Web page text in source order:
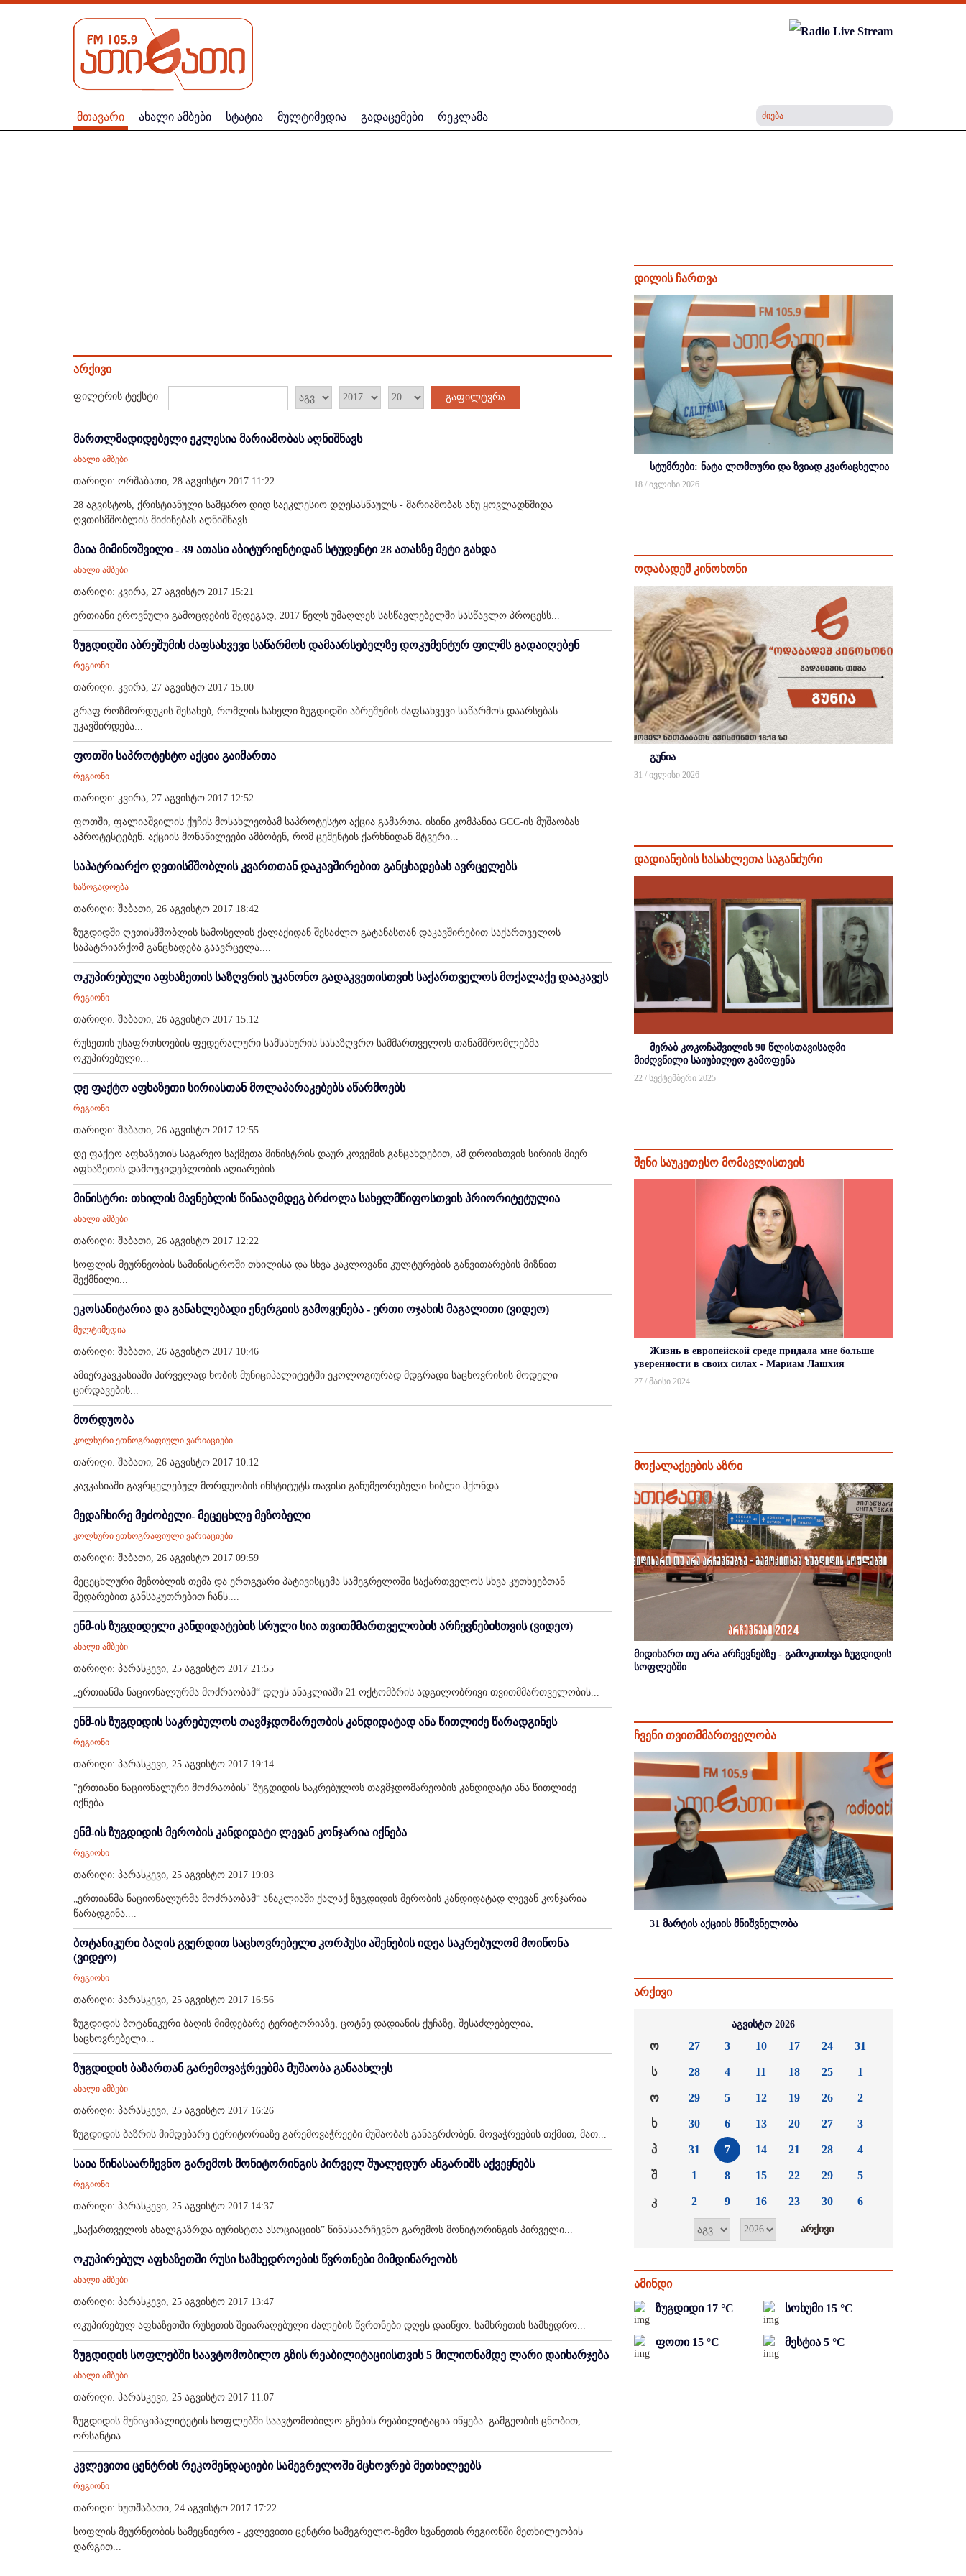
მთავარი ახალი ამბები სტატია მულტიმედია გადაცემები რეკლამა
არქივი
ფილტრის ტექსტი გაფილტვრა
მართლმადიდებელი ეკლესია მარიამობას აღნიშნავს
ახალი ამბები
თარიღი: ორშაბათი, 28 აგვისტო 2017 11:22
28 აგვისტოს, ქრისტიანული სამყარო დიდ საეკლესიო დღესასწაულს - მარიამობას ანუ ყოვლადწმიდა
ღვთისმშობლის მიძინებას აღნიშნავს....
მაია მიმინოშვილი - 39 ათასი აბიტურიენტიდან სტუდენტი 28 ათასზე მეტი გახდა
ახალი ამბები
თარიღი: კვირა, 27 აგვისტო 2017 15:21
ერთიანი ეროვნული გამოცდების შედეგად, 2017 წელს უმაღლეს სასწავლებელში სასწავლო პროცესს...
ზუგდიდში აბრეშუმის ძაფსახვევი საწარმოს დამაარსებელზე დოკუმენტურ ფილმს გადაიღებენ
რეგიონი
თარიღი: კვირა, 27 აგვისტო 2017 15:00
გრაფ როზმორდუკის შესახებ, რომლის სახელი ზუგდიდში აბრეშუმის ძაფსახვევი საწარმოს დაარსებას
უკავშირდება...
ფოთში საპროტესტო აქცია გაიმართა
რეგიონი
თარიღი: კვირა, 27 აგვისტო 2017 12:52
ფოთში, ფალიაშვილის ქუჩის მოსახლეობამ საპროტესტო აქცია გამართა. ისინი კომპანია GCC-ის მუშაობას
აპროტესტებენ. აქციის მონაწილეები ამბობენ, რომ ცემენტის ქარხნიდან მტვერი...
საპატრიარქო ღვთისმშობლის კვართთან დაკავშირებით განცხადებას ავრცელებს
საზოგადოება
თარიღი: შაბათი, 26 აგვისტო 2017 18:42
ზუგდიდში ღვთისმშობლის სამოსელის ქალაქიდან შესაძლო გატანასთან დაკავშირებით საქართველოს
საპატრიარქომ განცხადება გაავრცელა....
ოკუპირებული აფხაზეთის საზღვრის უკანონო გადაკვეთისთვის საქართველოს მოქალაქე დააკავეს
რეგიონი
თარიღი: შაბათი, 26 აგვისტო 2017 15:12
რუსეთის უსაფრთხოების ფედერალური სამსახურის სასაზღვრო სამმართველოს თანამშრომლებმა
ოკუპირებული...
დე ფაქტო აფხაზეთი სირიასთან მოლაპარაკებებს აწარმოებს
რეგიონი
თარიღი: შაბათი, 26 აგვისტო 2017 12:55
დე ფაქტო აფხაზეთის საგარეო საქმეთა მინისტრის დაურ კოვემის განცახდებით, ამ დროისთვის სირიის მიერ
აფხაზეთის დამოუკიდებლობის აღიარების...
მინისტრი: თხილის მავნებლის წინააღმდეგ ბრძოლა სახელმწიფოსთვის პრიორიტეტულია
ახალი ამბები
თარიღი: შაბათი, 26 აგვისტო 2017 12:22
სოფლის მეურნეობის სამინისტროში თხილისა და სხვა კაკლოვანი კულტურების განვითარების მიზნით
შექმნილი...
ეკოსანიტარია და განახლებადი ენერგიის გამოყენება - ერთი ოჯახის მაგალითი (ვიდეო)
მულტიმედია
თარიღი: შაბათი, 26 აგვისტო 2017 10:46
ამიერკავკასიაში პირველად ხობის მუნიციპალიტეტში ეკოლოგიურად მდგრადი საცხოვრისის მოდელი
ცირდავების...
მორდუობა
კოლხური ეთნოგრაფიული ვარიაციები
თარიღი: შაბათი, 26 აგვისტო 2017 10:12
კავკასიაში გავრცელებულ მორდუობის ინსტიტუტს თავისი განუმეორებელი ხიბლი ჰქონდა....
მედაჩხირე მეძობელი- მეცეცხლე მეზობელი
კოლხური ეთნოგრაფიული ვარიაციები
თარიღი: შაბათი, 26 აგვისტო 2017 09:59
მეცეცხლური მეზობლის თემა და ერთგვარი პატივისცემა სამეგრელოში საქართველოს სხვა კუთხეებთან
შედარებით განსაკუთრებით ჩანს....
ენმ-ის ზუგდიდელი კანდიდატების სრული სია თვითმმართველობის არჩევნებისთვის (ვიდეო)
ახალი ამბები
თარიღი: პარასკევი, 25 აგვისტო 2017 21:55
„ერთიანმა ნაციონალურმა მოძრაობამ“ დღეს ანაკლიაში 21 ოქტომბრის ადგილობრივი თვითმმართველობის...
ენმ-ის ზუგდიდის საკრებულოს თავმჯდომარეობის კანდიდატად ანა წითლიძე წარადგინეს
რეგიონი
თარიღი: პარასკევი, 25 აგვისტო 2017 19:14
"ერთიანი ნაციონალური მოძრაობის" ზუგდიდის საკრებულოს თავმჯდომარეობის კანდიდატი ანა წითლიძე
იქნება....
ენმ-ის ზუგდიდის მერობის კანდიდატი ლევან კონჯარია იქნება
რეგიონი
თარიღი: პარასკევი, 25 აგვისტო 2017 19:03
„ერთიანმა ნაციონალურმა მოძრაობამ“ ანაკლიაში ქალაქ ზუგდიდის მერობის კანდიდატად ლევან კონჯარია
წარადგინა....
ბოტანიკური ბაღის გვერდით საცხოვრებელი კორპუსი აშენების იდეა საკრებულომ მოიწონა
(ვიდეო)
რეგიონი
თარიღი: პარასკევი, 25 აგვისტო 2017 16:56
ზუგდიდის ბოტანიკური ბაღის მიმდებარე ტერიტორიაზე, ცოტნე დადიანის ქუჩაზე, შესაძლებელია,
საცხოვრებელი...
ზუგდიდის ბაზართან გარემოვაჭრეებმა მუშაობა განაახლეს
ახალი ამბები
თარიღი: პარასკევი, 25 აგვისტო 2017 16:26
ზუგდიდის ბაზრის მიმდებარე ტერიტორიაზე გარემოვაჭრეები მუშაობას განაგრძობენ. მოვაჭრეების თქმით, მათ...
საია წინასაარჩევნო გარემოს მონიტორინგის პირველ შუალედურ ანგარიშს აქვეყნებს
რეგიონი
თარიღი: პარასკევი, 25 აგვისტო 2017 14:37
„საქართველოს ახალგაზრდა იურისტთა ასოციაციის” წინასაარჩევნო გარემოს მონიტორინგის პირველი...
ოკუპირებულ აფხაზეთში რუსი სამხედროების წვრთნები მიმდინარეობს
ახალი ამბები
თარიღი: პარასკევი, 25 აგვისტო 2017 13:47
ოკუპირებულ აფხაზეთში რუსეთის შეიარაღებული ძალების წვრთნები დღეს დაიწყო. სამხრეთის სამხედრო...
ზუგდიდის სოფლებში საავტომობილო გზის რეაბილიტაციისთვის 5 მილიონამდე ლარი დაიხარჯება
ახალი ამბები
თარიღი: პარასკევი, 25 აგვისტო 2017 11:07
ზუგდიდის მუნიციპალიტეტის სოფლებში საავტომობილო გზების რეაბილიტაცია იწყება. გამგეობის ცნობით,
ორსანტია...
კვლევითი ცენტრის რეკომენდაციები სამეგრელოში მცხოვრებ მეთხილეებს
რეგიონი
თარიღი: ხუთშაბათი, 24 აგვისტო 2017 17:22
სოფლის მეურნეობის სამეცნიერო - კვლევითი ცენტრი სამეგრელო-ზემო სვანეთის რეგიონში მეთხილეობის
დარგით...
დილის ჩართვა
სტუმრები: ნატა ლომოური და ზვიად კვარაცხელია
18 / ივლისი 2026
ოდაბადეშ კინოხონი
გუნია
31 / ივლისი 2026
დადიანების სასახლეთა საგანძური
მერაბ კოკოჩაშვილის 90 წლისთავისადმი
მიძღვნილი საიუბილეო გამოფენა
22 / სექტემბერი 2025
შენი საუკეთესო მომავლისთვის
Жизнь в европейской среде придала мне больше
уверенности в своих силах - Мариам Лашхия
27 / მაისი 2024
მოქალაქეების აზრი
მიდიხართ თუ არა არჩევნებზე - გამოკითხვა ზუგდიდის
სოფლებში
ჩვენი თვითმმართველობა
31 მარტის აქციის მნიშვნელობა
არქივი
აგვისტო 2026
ო
ს
ო
ხ
პ
შ
კ
27
28
29
30
31
1
2
3
4
5
6
7
8
9
10
11
12
13
14
15
16
17
18
19
20
21
22
23
24
25
26
27
28
29
30
31
1
2
3
4
5
6
ამინდი
ზუგდიდი 17 °C სოხუმი 15 °C
ფოთი 15 °C მესტია 5 °C